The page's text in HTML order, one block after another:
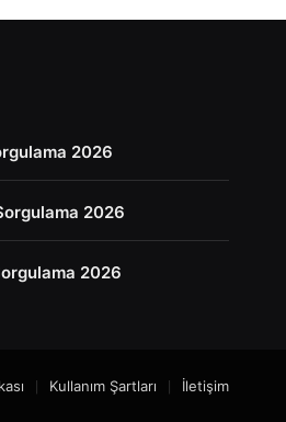
2026
2026
2026
Kullanım Şartları İletişim